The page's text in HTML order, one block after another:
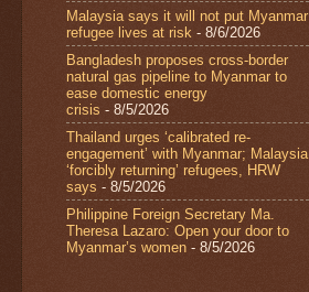
Malaysia says it will not put Myanmar
refugee lives at risk - 8/6/2026
Bangladesh proposes cross-border
natural gas pipeline to Myanmar to
ease domestic energy
crisis - 8/5/2026
Thailand urges ‘calibrated re-
engagement’ with Myanmar; Malaysia
‘forcibly returning’ refugees, HRW
says - 8/5/2026
Philippine Foreign Secretary Ma.
Theresa Lazaro: Open your door to
Myanmar’s women - 8/5/2026